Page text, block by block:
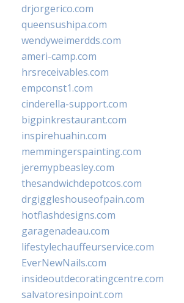
drjorgerico.com
queensushipa.com
wendyweimerdds.com
ameri-camp.com
hrsreceivables.com
empconst1.com
cinderella-support.com
bigpinkrestaurant.com
inspirehuahin.com
memmingerspainting.com
jeremypbeasley.com
thesandwichdepotcos.com
drgiggleshouseofpain.com
hotflashdesigns.com
garagenadeau.com
lifestylechauffeurservice.com
EverNewNails.com
insideoutdecoratingcentre.com
salvatoresinpoint.com